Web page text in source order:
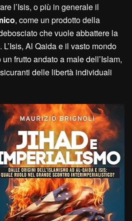
l’Isis, o più in generale il
, come un prodotto della
che vuole abbattere la
Al Qaida e il vasto mondo
frutto andato a male dell’Islam,
delle libertà individuali